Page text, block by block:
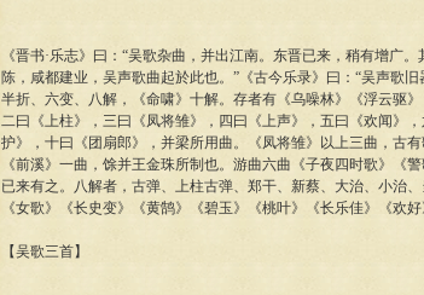
《晋书·乐志》曰：“吴歌杂曲，并出江南。东晋已来，稍有增广
陈，咸都建业，吴声歌曲起於此也。”《古今乐录》曰：“吴声歌
半折、六变、八解，《命啸》十解。存者有《乌噪林》《浮云驱
二曰《上柱》，三曰《凤将雏》，四曰《上声》，五曰《欢闻》
护》，十曰《团扇郎》，并梁所用曲。《凤将雏》以上三曲，古
《前溪》一曲，馀并王金珠所制也。游曲六曲《子夜四时歌》《
已来有之。八解者，古弹、上柱古弹、郑干、新蔡、大治、小治
《女歌》《长史变》《黄鹄》《碧玉》《桃叶》《长乐佳》《欢
【吴歌三首】